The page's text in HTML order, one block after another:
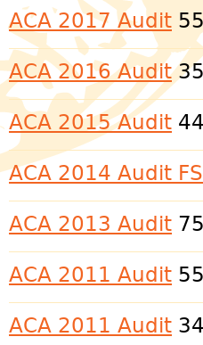
ACA 2017 Audit
ACA 2016 Audit
ACA 2015 Audit
ACA 2014 Audit
ACA 2013 Audit
ACA 2011 Audit
ACA 2011 Audit